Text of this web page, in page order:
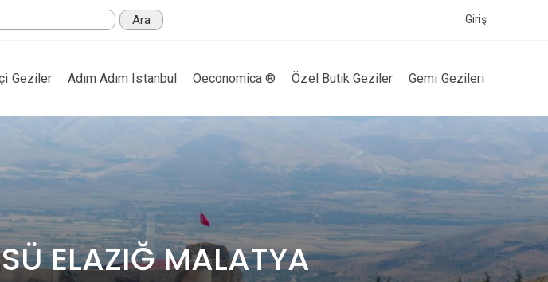
Ara Giriş
Geziler Adım Adım Istanbul Oeconomica ® Özel Butik Geziler Gemi Gezileri
ELAZIĞ MALATYA